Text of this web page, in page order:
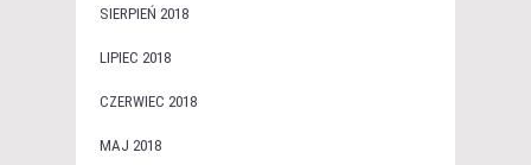
SIERPIEŃ 2018
LIPIEC 2018
CZERWIEC 2018
MAJ 2018